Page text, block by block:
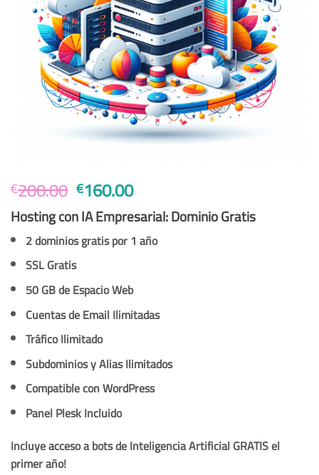
€200.00 El
precio
original
era:
€200.00.
€160.00El
precio
actual
es:
Hosting con IA Empresarial: Dominio Gratis
2 dominios gratis por 1 año
SSL Gratis
50 GB de Espacio Web
Cuentas de Email Ilimitadas
Tráfico Ilimitado
Subdominios y Alias Ilimitados
Compatible con WordPress
Panel Plesk Incluido
Incluye acceso a bots de Inteligencia Artificial GRATIS el
primer año!